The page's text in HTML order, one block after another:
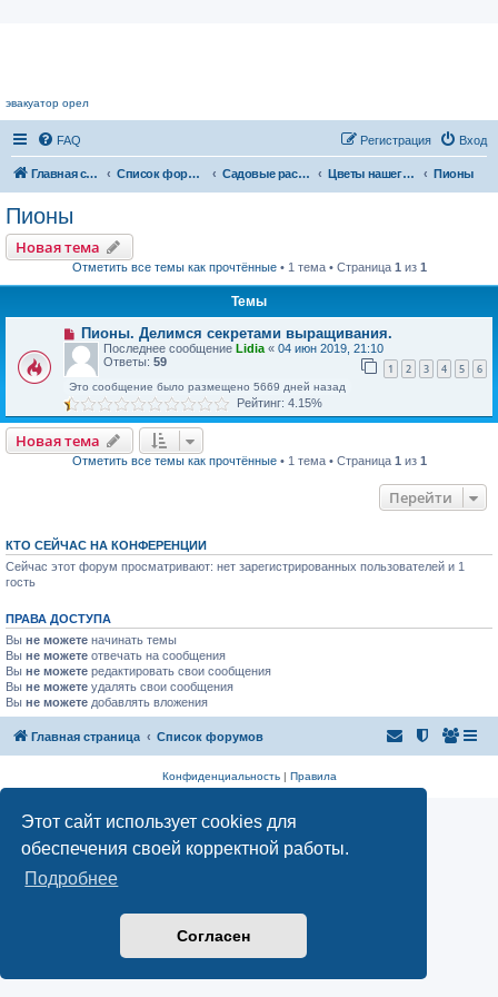
Этот сайт использует cookies для
обеспечения своей корректной работы.
Подробнее
Согласен
эвакуатор орел
FAQ Вход
Регистрация
Главная страница Список форумов Садовые растения Цветы нашего сада Пионы
Пионы
Новая тема
Отметить все темы как прочтённые• 1 тема • Страница 1 из 1
Темы
Пионы. Делимся секретами выращивания.
Последнее сообщение Lidia « 04 июн 2019, 21:10
Ответы: 59 1 2 3 4 5 6
Это сообщение было размещено 5669 дней назад
Рейтинг: 4.15%
Новая тема
Отметить все темы как прочтённые• 1 тема • Страница 1 из 1
Перейти
КТО СЕЙЧАС НА КОНФЕРЕНЦИИ
Сейчас этот форум просматривают: нет зарегистрированных пользователей и 1
гость
ПРАВА ДОСТУПА
Вы не можете начинать темы
Вы не можете отвечать на сообщения
Вы не можете редактировать свои сообщения
Вы не можете удалять свои сообщения
Вы не можете добавлять вложения
Главная страница Список форумов
Конфиденциальность| Правила